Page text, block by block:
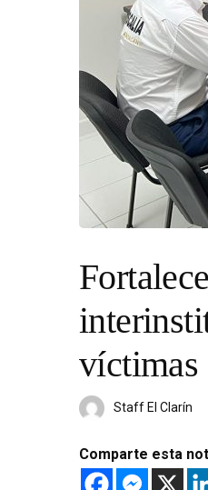
víctimas
Staff El Clarín
Comparte esta